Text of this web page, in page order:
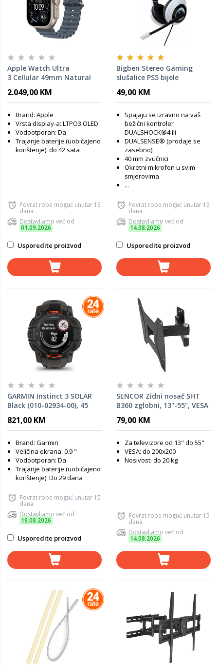
Apple Watch Ultra
3 Cellular 49mm Natural
Blue Ocean Band
2.049,00 KM
Brand: Apple
Vrsta display-a: LTPO3 OLED
Vodootporan: Da
Trajanje baterije (uobičajeno
korištenje): do 42 sata
Povrat robe moguć unutar 15
dana
Dostavljamo već od
01.09.2026
Usporedite proizvod
Bigben Stereo Gaming
slušalice PS5 bijele
49,00 KM
Spajaju se izravno na vaš
bežični kontroler
DUALSHOCK®4 ili
DUALSENSE® (prodaje se
zasebno)
40 mm zvučnici
Okretni mikrofon u svim
smjerovima
...
Povrat robe moguć unutar 15
dana
Dostavljamo već od
14.08.2026
Usporedite proizvod
GARMIN Instinct 3 SOLAR
Black (010-02934-00), 45
821,00 KM
Brand: Garmin
Veličina ekrana: 0.9 "
Vodootporan: Da
Trajanje baterije (uobičajeno
korištenje): Do 29 dana
Povrat robe moguć unutar 15
dana
Dostavljamo već od
19.08.2026
Usporedite proizvod
SENCOR Zidni nosač SHT
B360 zglobni, 13"-55", VESA
79,00 KM
Za televizore od 13" do 55"
VESA: do 200x200
Nosivost: do 20 kg
Povrat robe moguć unutar 15
dana
Dostavljamo već od
14.08.2026